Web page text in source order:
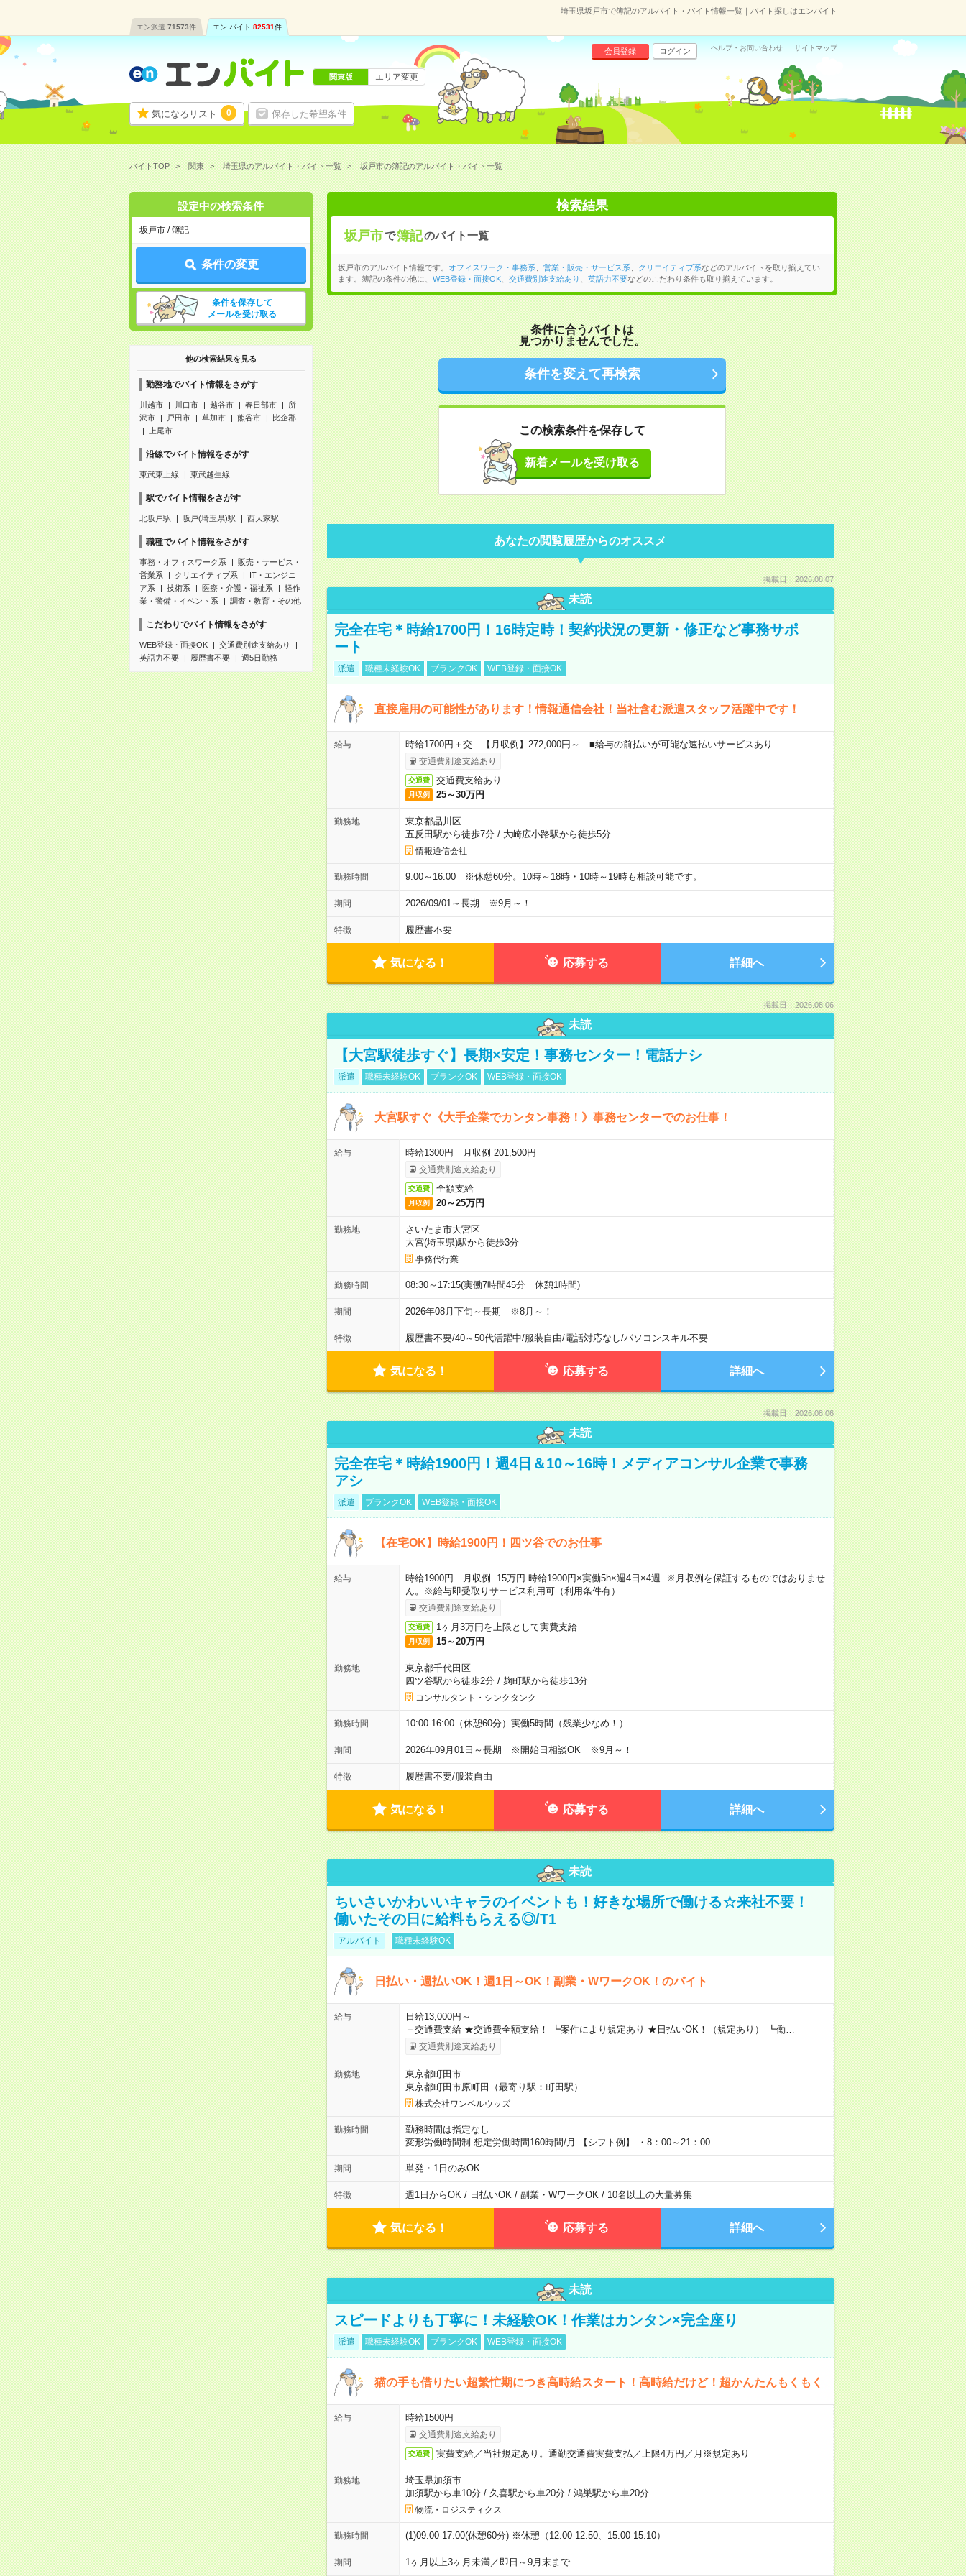
埼玉県坂戸市で簿記のアルバイト・バイト情報一覧｜バイト探しはエンバイト
エン派遣 71573件 エン バイト 82531件
気になるリスト 0 保存した希望条件
会員登録 ログイン ヘルプ・お問い合わせ サイトマップ
関東版 エリア変更
バイトTOP 関東 埼玉県のアルバイト・バイト一覧 坂戸市の簿記のアルバイト・バイト一覧
設定中の検索条件
坂戸市 / 簿記
条件の変更
条件を保存して
メールを受け取る
他の検索結果を見る
勤務地でバイト情報をさがす
川越市 川口市 越谷市 春日部市
所
沢市
戸田市 草加市 熊谷市
比企郡
上尾市
沿線でバイト情報をさがす
東武東上線 東武越生線
駅でバイト情報をさがす
北坂戸駅 坂戸(埼玉県)駅 西大家駅
職種でバイト情報をさがす
事務・オフィスワーク系
販売・サービス・
営業系
クリエイティブ系
IT・エンジニ
ア系
技術系 医療・介護・福祉系
軽作
業・警備・イベント系
調査・教育・その他
こだわりでバイト情報をさがす
WEB登録・面接OK
交通費別途支給あり
英語力不要
履歴書不要 週5日勤務
検索結果
坂戸市で簿記のバイト一覧
坂戸市のアルバイト情報です。 オフィスワーク・事務系 営業・販売・サービス系 クリエイティブ系などのアルバイトを取り揃えてい
ます。簿記の条件の他に、 WEB登録・面接OK、 交通費別途支給あり 英語力不要などのこだわり条件も取り揃えています。
条件に合うバイトは
見つかりませんでした。
条件を変えて再検索
この検索条件を保存して
新着メールを受け取る
あなたの閲覧履歴からのオススメ
掲載日：2026.08.07
未読
完全在宅＊時給1700円！16時定時！契約状況の更新・修正など事務サポ
ート
派遣 職種未経験OK ブランクOK WEB登録・面接OK
直接雇用の可能性があります！情報通信会社！当社含む派遣スタッフ活躍中です！
給与 時給1700円＋交 【月収例】272,000円～ ■給与の前払いが可能な速払いサービスあり
交通費別途支給あり
交通費 交通費支給あり
月収例 25～30万円
勤務地
東京都品川区
五反田駅から徒歩7分/ 大崎広小路駅から徒歩5分
情報通信会社
勤務時間 9:00～16:00 ※休憩60分。10時～18時・10時～19時も相談可能です。
期間 2026/09/01～長期 ※9月～！
特徴 履歴書不要
気になる！ 応募する 詳細へ
掲載日：2026.08.06
未読
【大宮駅徒歩すぐ】長期×安定！事務センター！電話ナシ
派遣 職種未経験OK ブランクOK WEB登録・面接OK
大宮駅すぐ《大手企業でカンタン事務！》事務センターでのお仕事！
給与 時給1300円 月収例 201,500円
交通費別途支給あり
交通費 全額支給
月収例 20～25万円
勤務地
さいたま市大宮区
大宮(埼玉県)駅から徒歩3分
事務代行業
勤務時間 08:30～17:15(実働7時間45分 休憩1時間)
期間 2026年08月下旬～長期 ※8月～！
特徴 履歴書不要/40～50代活躍中/服装自由/電話対応なし/パソコンスキル不要
気になる！ 応募する 詳細へ
掲載日：2026.08.06
未読
完全在宅＊時給1900円！週4日＆10～16時！メディアコンサル企業で事務
アシ
派遣 ブランクOK WEB登録・面接OK
【在宅OK】時給1900円！四ツ谷でのお仕事
給与
時給1900円 月収例 15万円 時給1900円×実働5h×週4日×4週 ※月収例を保証するものではありませ
ん。※給与即受取りサービス利用可（利用条件有）
交通費別途支給あり
交通費 1ヶ月3万円を上限として実費支給
月収例 15～20万円
勤務地
東京都千代田区
四ツ谷駅から徒歩2分/ 麹町駅から徒歩13分
コンサルタント・シンクタンク
勤務時間 10:00-16:00（休憩60分）実働5時間（残業少なめ！）
期間 2026年09月01日～長期 ※開始日相談OK ※9月～！
特徴 履歴書不要/服装自由
気になる！ 応募する 詳細へ
未読
ちいさいかわいいキャラのイベントも！好きな場所で働ける☆来社不要！
働いたその日に給料もらえる◎/T1
アルバイト 職種未経験OK
日払い・週払いOK！週1日～OK！副業・WワークOK！のバイト
給与
日給13,000円～
＋交通費支給 ★交通費全額支給！ ┗案件により規定あり ★日払いOK！（規定あり） ┗働…
交通費別途支給あり
勤務地
東京都町田市
東京都町田市原町田（最寄り駅：町田駅）
株式会社ワンベルウッズ
勤務時間
勤務時間は指定なし
変形労働時間制 想定労働時間160時間/月 【シフト例】 ・8：00～21：00
期間 単発・1日のみOK
特徴 週1日からOK / 日払いOK / 副業・WワークOK / 10名以上の大量募集
気になる！ 応募する 詳細へ
未読
スピードよりも丁寧に！未経験OK！作業はカンタン×完全座り
派遣 職種未経験OK ブランクOK WEB登録・面接OK
猫の手も借りたい超繁忙期につき高時給スタート！高時給だけど！超かんたんもくもく
給与 時給1500円
交通費別途支給あり
交通費 実費支給／当社規定あり。通勤交通費実費支払／上限4万円／月※規定あり
勤務地
埼玉県加須市
加須駅から車10分/ 久喜駅から車20分/ 鴻巣駅から車20分
物流・ロジスティクス
勤務時間 (1)09:00-17:00(休憩60分) ※休憩（12:00-12:50、15:00-15:10）
期間 1ヶ月以上3ヶ月未満／即日～9月末まで